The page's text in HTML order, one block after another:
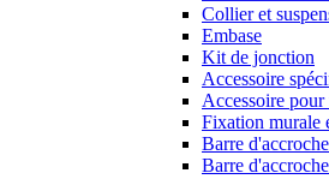
Collier et
Embase
Kit de jonction
Accessoire
Accessoire
Fixation murale
Barre
Barre